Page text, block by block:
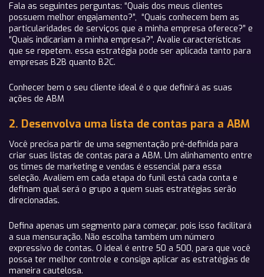
Fala as seguintes perguntas: “Quais dos meus clientes
possuem melhor engajamento?”, “Quais conhecem bem as
particularidades de serviços que a minha empresa oferece?” e
“Quais indicariam a minha empresa?”. Avalie características
que se repetem. essa estratégia pode ser aplicada tanto para
empresas B2B quanto B2C.
Conhecer bem o seu cliente ideal é o que definirá as suas
ações de ABM
2. Desenvolva uma lista de contas para a ABM
Você precisa partir de uma segmentação pré-definida para
criar suas listas de contas para a ABM. Um alinhamento entre
os times de marketing e vendas é essencial para essa
seleção. Avaliem em cada etapa do funil está cada conta e
definam qual será o grupo a quem suas estratégias serão
direcionadas.
Defina apenas um segmento para começar, pois isso facilitará
a sua mensuração. Não escolha também um número
expressivo de contas. O ideal é entre 50 a 500, para que você
possa ter melhor controle e consiga aplicar as estratégias de
maneira cautelosa.